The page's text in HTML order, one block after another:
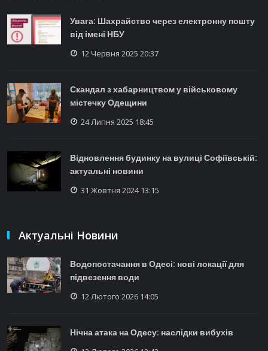
Увага: Шахрайство через електронну пошту
від імені НБУ
12 Червня 2025 20:37
Скандал з хабарництвом у військовому
містечку Одещини
24 Липня 2025 18:45
Відновлення будинку на вулиці Софіївській:
актуальні новини
31 Жовтня 2024 13:15
Актуальні Новини
Водопостачання в Одесі: нові локації для
підвезення води
12 Лютого 2026 14:05
Нічна атака на Одесу: наслідки вибухів